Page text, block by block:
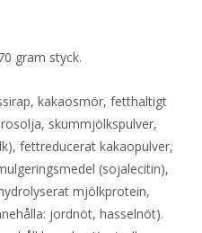
gram styck.
kakaosmör, fetthaltigt
skummjölkspulver,
fettreducerat kakaopulver,
(sojalecitin),
mjölkprotein,
jordnöt, hasselnöt).